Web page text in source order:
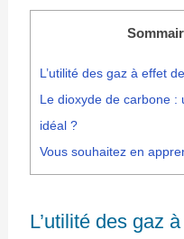
L’utilité des gaz à effet
Le dioxyde de carbone :
idéal ?
Vous souhaitez en
L’utilité des gaz